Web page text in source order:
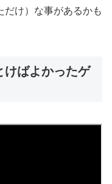
だけ）な事があるかも
けばよかったゲ